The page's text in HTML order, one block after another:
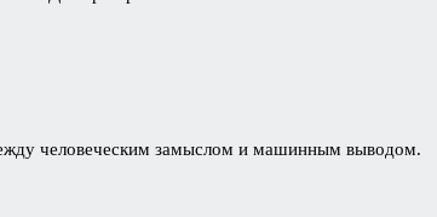
человеческим замыслом и машинным выводом.